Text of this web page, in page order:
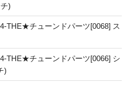
)
THE★チューンドパーツ[0068] ス
THE★チューンドパーツ[0066] シ
)